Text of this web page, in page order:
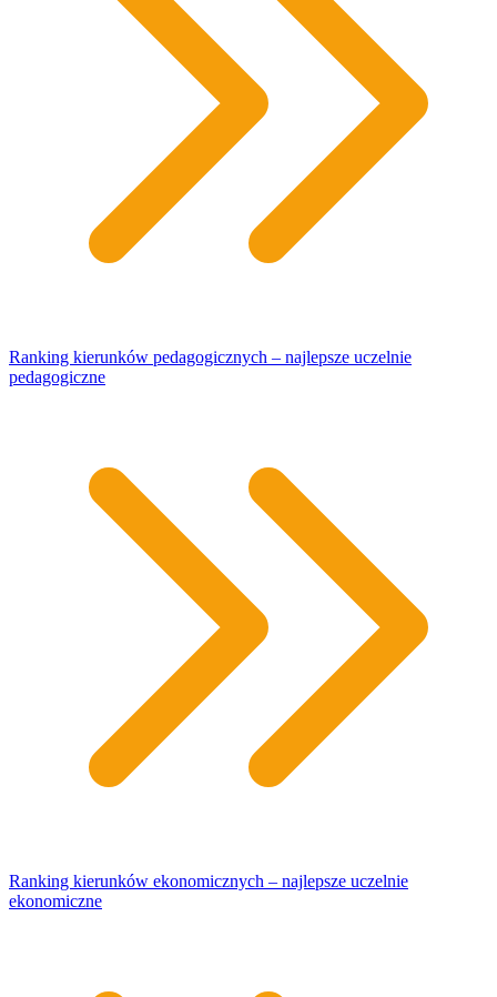
Ranking kierunków pedagogicznych – najlepsze uczelnie
pedagogiczne
Ranking kierunków ekonomicznych – najlepsze uczelnie
ekonomiczne